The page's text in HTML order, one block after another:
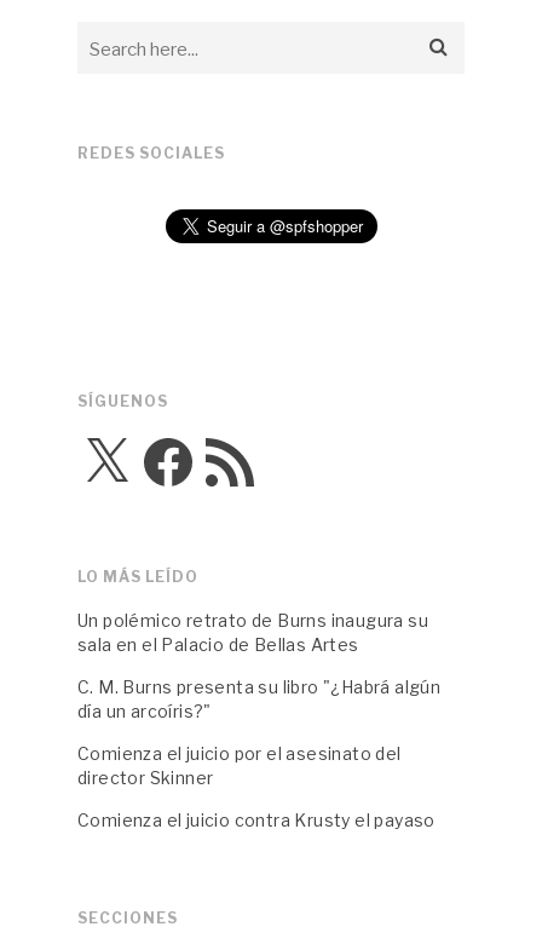
REDES SOCIALES
SÍGUENOS
X FacebookFeed
RSS
LO MÁS LEÍDO
Un polémico retrato de Burns inaugura su
sala en el Palacio de Bellas Artes
C. M. Burns presenta su libro "¿Habrá algún
día un arcoíris?"
Comienza el juicio por el asesinato del
director Skinner
Comienza el juicio contra Krusty el payaso
SECCIONES